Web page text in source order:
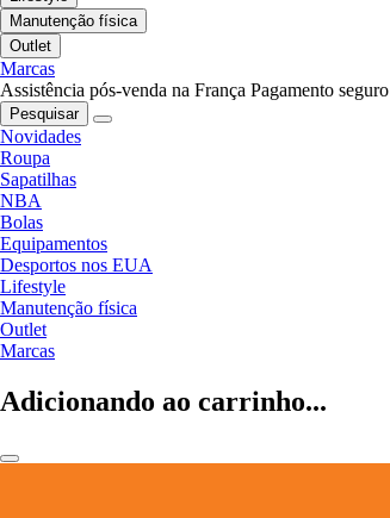
Manutenção física
Outlet
Marcas
Assistência pós-venda na França Pagamento seguro
Pesquisar
Novidades
Roupa
Sapatilhas
NBA
Bolas
Equipamentos
Desportos nos EUA
Lifestyle
Manutenção física
Outlet
Marcas
Adicionando ao carrinho...